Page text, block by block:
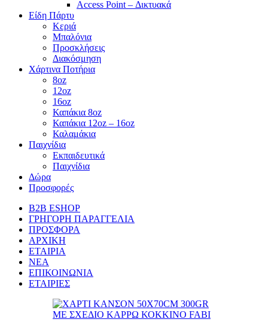
Access Point – Δικτυακά
Είδη Πάρτυ
Κεριά
Μπαλόνια
Προσκλήσεις
Διακόσμηση
Χάρτινα Ποτήρια
8oz
12oz
16oz
Καπάκια 8oz
Καπάκια 12oz – 16oz
Καλαμάκια
Παιχνίδια
Εκπαιδευτικά
Παιχνίδια
Δώρα
Προσφορές
B2B ESHOP
ΓΡΗΓΟΡΗ ΠΑΡΑΓΓΕΛΙΑ
ΠΡΟΣΦΟΡΑ
ΑΡΧΙΚΗ
ΕΤΑΙΡΙΑ
ΝΕΑ
ΕΠΙΚΟΙΝΩΝΙΑ
ΕΤΑΙΡΙΕΣ